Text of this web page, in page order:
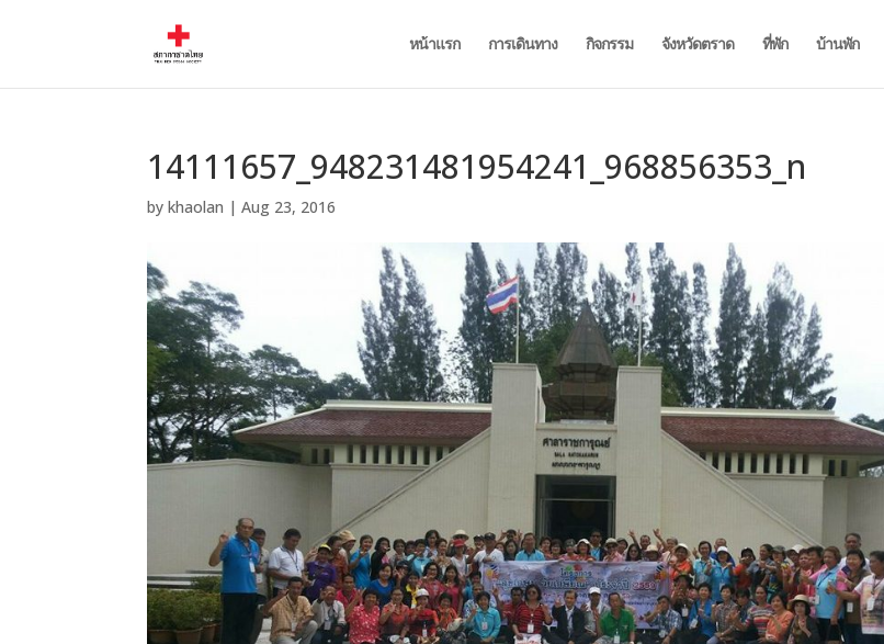
หน้าแรก การเดินทาง กิจกรรม จังหวัดตราด ที่พัก บ้านพัก
14111657_948231481954241_968856353_n
bykhaolan |Aug 23, 2016